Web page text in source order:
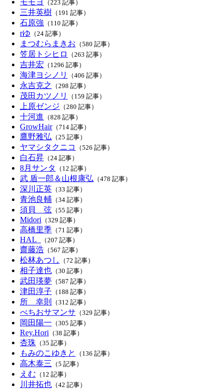
（223 記事）
三井英樹 （191 記事）
石原強 （110 記事）
rゆ （24 記事）
まつむらまきお （580 記事）
笠居トシヒロ （263 記事）
吉井宏 （1296 記事）
海津ヨシノリ （406 記事）
永吉克之 （298 記事）
茂田カツノリ （159 記事）
上原ゼンジ （280 記事）
十河進 （828 記事）
GrowHair（714 記事）
鷹野雅弘 （25 記事）
ヤマシタクニコ （526 記事）
白石昇 （24 記事）
8月サンタ （12 記事）
武 盾一郎＆山根康弘 （478 記事）
深川正英 （33 記事）
青池良輔 （34 記事）
須貝 弦 （55 記事）
Midori （329 記事）
高橋里季 （71 記事）
HAL_ （207 記事）
齋藤浩 （567 記事）
松林あつし （72 記事）
相子達也 （30 記事）
武田瑛夢 （587 記事）
津田淳子 （188 記事）
所 幸則 （312 記事）
べちおサマンサ （329 記事）
岡田陽一 （305 記事）
Rey.Hori （38 記事）
杏珠 （35 記事）
もみのこゆきと （136 記事）
高木泰三 （5 記事）
えむ （12 記事）
川井拓也 （42 記事）